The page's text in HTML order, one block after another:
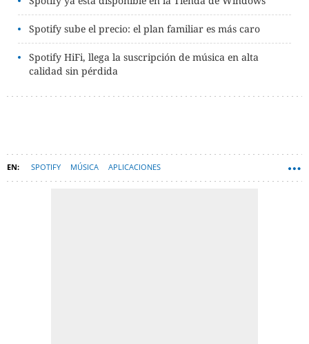
Spotify sube el precio: el plan familiar es más caro
Spotify HiFi, llega la suscripción de música en alta
calidad sin pérdida
SPOTIFY MÚSICA APLICACIONES